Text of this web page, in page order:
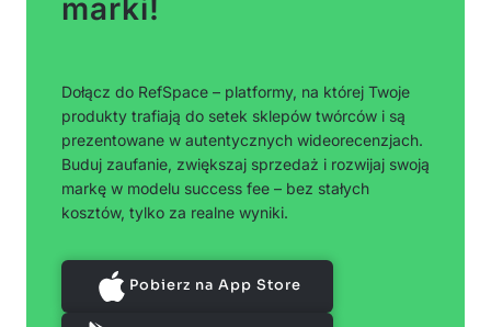
marki!
Dołącz do RefSpace – platformy, na której Twoje
produkty trafiają do setek sklepów twórców i są
prezentowane w autentycznych wideorecenzjach.
Buduj zaufanie, zwiększaj sprzedaż i rozwijaj swoją
markę w modelu success fee – bez stałych
kosztów, tylko za realne wyniki.
Pobierz na App Store